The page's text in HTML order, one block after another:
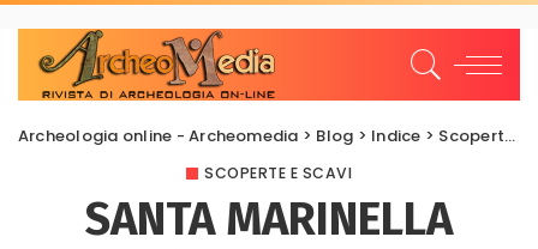
Archeologia online - Archeomedia > Blog > Indice > Scoperte e scavi
SCOPERTE E SCAVI
SANTA MARINELLA